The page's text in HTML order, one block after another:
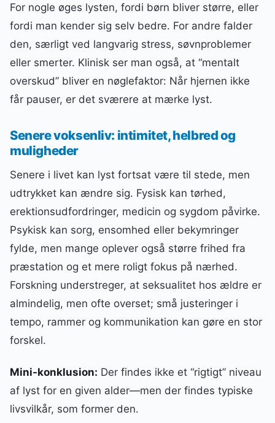
For nogle øges lysten, fordi børn bliver større, eller
fordi man kender sig selv bedre. For andre falder
den, særligt ved langvarig stress, søvnproblemer
eller smerter. Klinisk ser man også, at “mentalt
overskud” bliver en nøglefaktor: Når hjernen ikke
får pauser, er det sværere at mærke lyst.
Senere voksenliv: intimitet, helbred og
muligheder
Senere i livet kan lyst fortsat være til stede, men
udtrykket kan ændre sig. Fysisk kan tørhed,
erektionsudfordringer, medicin og sygdom påvirke.
Psykisk kan sorg, ensomhed eller bekymringer
fylde, men mange oplever også større frihed fra
præstation og et mere roligt fokus på nærhed.
Forskning understreger, at seksualitet hos ældre er
almindelig, men ofte overset; små justeringer i
tempo, rammer og kommunikation kan gøre en stor
forskel.
Mini-konklusion: Der findes ikke et “rigtigt” niveau
af lyst for en given alder—men der findes typiske
livsvilkår, som former den.